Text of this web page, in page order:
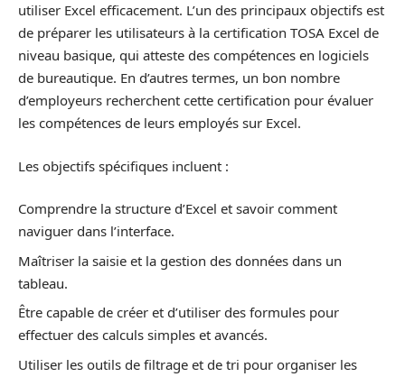
utiliser Excel efficacement. L’un des principaux objectifs est
de préparer les utilisateurs à la certification TOSA Excel de
niveau basique, qui atteste des compétences en logiciels
de bureautique. En d’autres termes, un bon nombre
d’employeurs recherchent cette certification pour évaluer
les compétences de leurs employés sur Excel.
Les objectifs spécifiques incluent :
Comprendre la structure d’Excel et savoir comment
naviguer dans l’interface.
Maîtriser la saisie et la gestion des données dans un
tableau.
Être capable de créer et d’utiliser des formules pour
effectuer des calculs simples et avancés.
Utiliser les outils de filtrage et de tri pour organiser les